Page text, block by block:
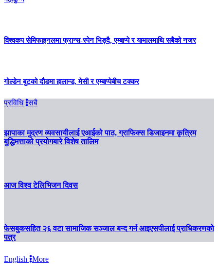
विश्वकप सेमिफाइनलमा फ्रान्स-स्पेन भिड्दै, एम्बाप्पे र यामालमाथि सबैको नजर
गोल्डेन बुटको दौडमा हालान्ड, मेसी र एम्बाप्पेबीच टक्कर
प्रविधि सबै
झापाका मुद्रण व्यवसायीलाई एआईको पाठ, ग्राफिक्स डिजाइनमा कृत्रिम
बुद्धिमत्ताको प्रयोगबारे विशेष तालिम
आज विश्व टेलिभिजन दिवस
फेसबुकसहित २६ वटा सामाजिक सञ्जाल बन्द गर्न आइएसपीलाई प्राधिकरणको
पत्र
English More